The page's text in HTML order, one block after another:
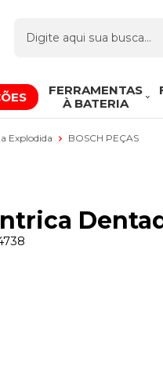
FERRAMENTAS
À BATERIA
Explodida BOSCH PEÇAS